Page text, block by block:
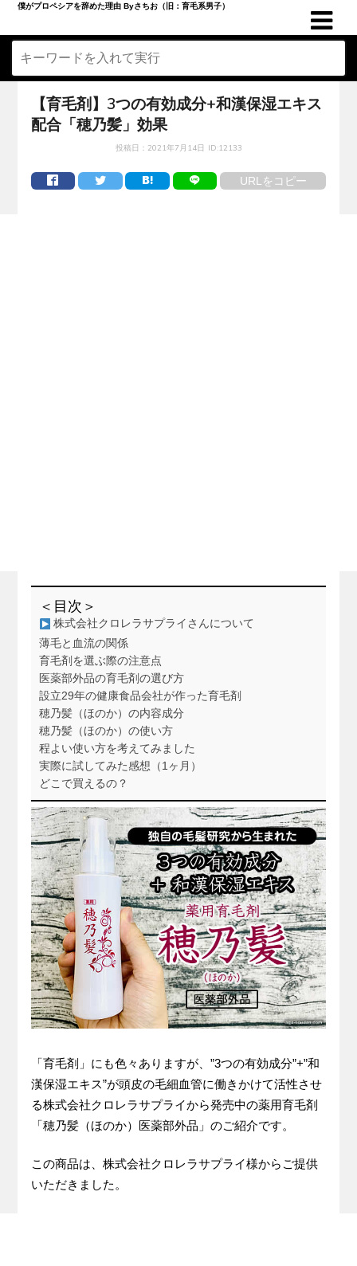
僕がプロペシアを辞めた理由 Byさちお（旧：育毛系男子）
【育毛剤】3つの有効成分+和漢保湿エキス
配合「穂乃髪」効果
投稿日： 2021年7月14日 ID:12133
URLをコピー
＜目次＞
株式会社クロレラサプライさんについて
薄毛と血流の関係
育毛剤を選ぶ際の注意点
医薬部外品の育毛剤の選び方
設立29年の健康食品会社が作った育毛剤
穂乃髪（ほのか）の内容成分
穂乃髪（ほのか）の使い方
程よい使い方を考えてみました
実際に試してみた感想（1ヶ月）
どこで買えるの？
「育毛剤」にも色々ありますが、”3つの有効成分”+”和
漢保湿エキス”が頭皮の毛細血管に働きかけて活性させ
る株式会社クロレラサプライから発売中の薬用育毛剤
「穂乃髪（ほのか）医薬部外品」のご紹介です。
この商品は、株式会社クロレラサプライ様からご提供
いただきました。